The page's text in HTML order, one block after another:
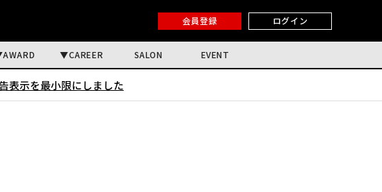
会員登録 ログイン
AWARD CAREER SALON EVENT
表示を最小限にしました